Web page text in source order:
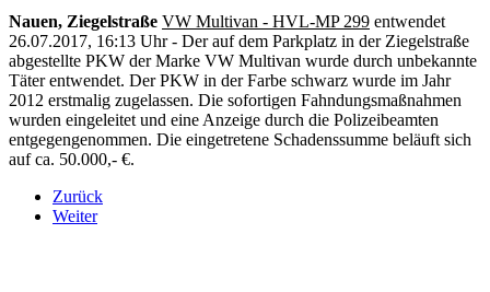
Nauen, Ziegelstraße VW Multivan - HVL-MP 299 entwendet
26.07.2017, 16:13 Uhr - Der auf dem Parkplatz in der Ziegelstraße
abgestellte PKW der Marke VW Multivan wurde durch unbekannte
Täter entwendet. Der PKW in der Farbe schwarz wurde im Jahr
2012 erstmalig zugelassen. Die sofortigen Fahndungsmaßnahmen
wurden eingeleitet und eine Anzeige durch die Polizeibeamten
entgegengenommen. Die eingetretene Schadenssumme beläuft sich
auf ca. 50.000,- €.
Zurück
Weiter